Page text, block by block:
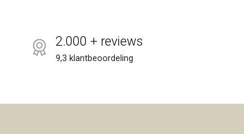
2.000 + reviews
9,3 klantbeoordeling